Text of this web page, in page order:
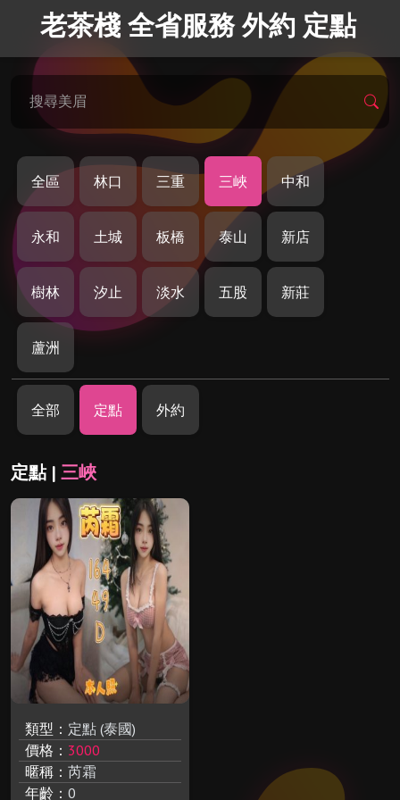
老茶棧 全省服務 外約 定點
搜尋美眉
全區 林口 三重 三峽 中和
永和 土城 板橋 泰山 新店
樹林 汐止 淡水 五股 新莊
蘆洲
全部 定點 外約
定點 | 三峽
類型： 定點 (泰國)
價格： 3000
暱稱： 芮霜
年齡： 0